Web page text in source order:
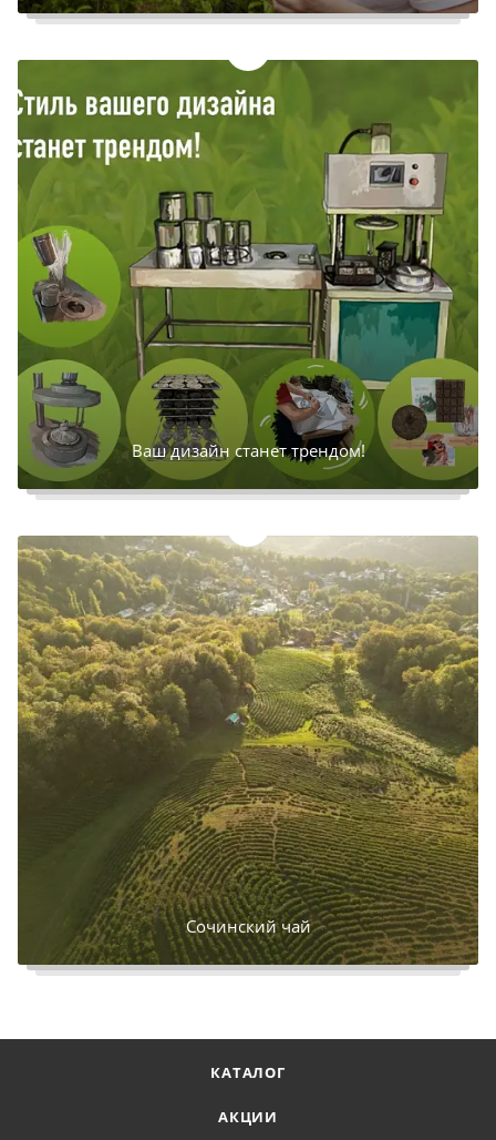
Ваш дизайн станет трендом!
Сочинский чай
КАТАЛОГ
АКЦИИ